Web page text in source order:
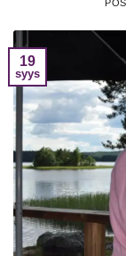
19
syys